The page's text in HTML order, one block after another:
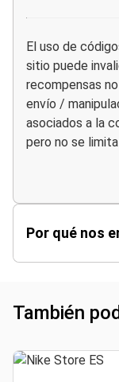
El uso de
sitio puede
recompensas
envío /
asociados a la
pero no se limita
Por qué nos
También